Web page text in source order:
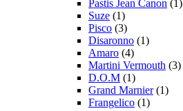
Pastis Jean Canon (1)
Suze (1)
Pisco (3)
Disaronno (1)
Amaro (4)
Martini Vermouth (3)
D.O.M (1)
Grand Marnier (1)
Frangelico (1)